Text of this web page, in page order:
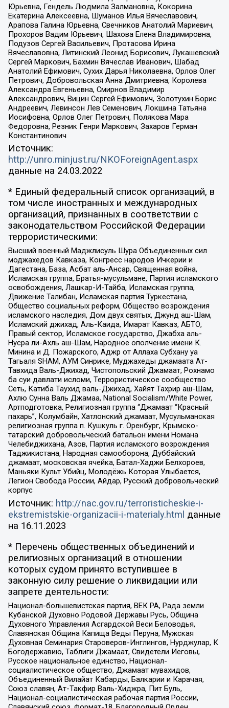
Юрьевна, Гендель Людмила Залмановна, Кокорина
Екатерина Алексеевна, Шуманов Илья Вячеславович,
Арапова Галина Юрьевна, Свечников Анатолий Мариевич,
Прохоров Вадим Юрьевич, Шахова Елена Владимировна,
Подузов Сергей Васильевич, Протасова Ирина
Вячеславовна, Литинский Леонид Борисович, Лукашевский
Сергей Маркович, Бахмин Вячеслав Иванович, Шабад
Анатолий Ефимович, Сухих Дарья Николаевна, Орлов Олег
Петрович, Добровольская Анна Дмитриевна, Королева
Александра Евгеньевна, Смирнов Владимир
Александрович, Вицин Сергей Ефимович, Золотухин Борис
Андреевич, Левинсон Лев Семенович, Локшина Татьяна
Иосифовна, Орлов Олег Петрович, Полякова Мара
Федоровна, Резник Генри Маркович, Захаров Герман
Константинович
Источник:
http://unro.minjust.ru/NKOForeignAgent.aspx
данные на 24.03.2022
* Единый федеральный список организаций, в
том числе иностранных и международных
организаций, признанных в соответствии с
законодательством Российской Федерации
террористическими:
Высший военный Маджлисуль Шура Объединенных сил
моджахедов Кавказа, Конгресс народов Ичкерии и
Дагестана, База, Асбат аль-Ансар, Священная война,
Исламская группа, Братья-мусульмане, Партия исламского
освобождения, Лашкар-И-Тайба, Исламская группа,
Движение Талибан, Исламская партия Туркестана,
Общество социальных реформ, Общество возрождения
исламского наследия, Дом двух святых, Джунд аш-Шам,
Исламский джихад, Аль-Каида, Имарат Кавказ, АБТО,
Правый сектор, Исламское государство, Джабха аль-
Нусра ли-Ахль аш-Шам, Народное ополчение имени К.
Минина и Д. Пожарского, Аджр от Аллаха Субхану уа
Тагьаля SHAM, АУМ Синрике, Муджахеды джамаата Ат-
Тавхида Валь-Джихад, Чистопольский Джамаат, Рохнамо
ба суи давлати исломи, Террористическое сообщество
Сеть, Катиба Таухид валь-Джихад, Хайят Тахрир аш-Шам,
Ахлю Сунна Валь Джамаа, National Socialism/White Power,
Артподготовка, Религиозная группа “Джамаат “Красный
пахарь”, Колумбайн, Хатлонский джамаат, Мусульманская
религиозная группа п. Кушкуль г. Оренбург, Крымско-
татарский добровольческий батальон имени Номана
Челебиджихана, Азов, Партия исламского возрождения
Таджикистана, Народная самооборона, Дуббайский
джамаат, московская ячейка, Батал-Хаджи Белхороев,
Маньяки Культ Убийц, Молодёжь Которая Улыбается,
Легион Свобода России, Айдар, Русский добровольческий
корпус
Источник: http://nac.gov.ru/terroristicheskie-i-
ekstremistskie-organizacii-i-materialy.html данные
на 16.11.2023
* Перечень общественных объединений и
религиозных организаций в отношении
которых судом принято вступившее в
законную силу решение о ликвидации или
запрете деятельности:
Национал-большевистская партия, ВЕК РА, Рада земли
Кубанской Духовно Родовой Державы Русь, Община
Духовного Управления Асгардской Веси Беловодья,
Славянская Община Капища Веды Перуна, Мужская
Духовная Семинария Староверов-Инглингов, Нурджулар, К
Богодержавию, Таблиги Джамаат, Свидетели Иеговы,
Русское национальное единство, Национал-
социалистическое общество, Джамаат мувахидов,
Объединенный Вилайат Кабарды, Балкарии и Карачая,
Союз славян, Ат-Такфир Валь-Хиджра, Пит Буль,
Национал-социалистическая рабочая партия России,